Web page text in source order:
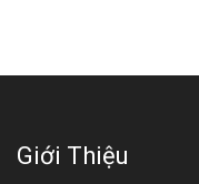
Giới Thiệu